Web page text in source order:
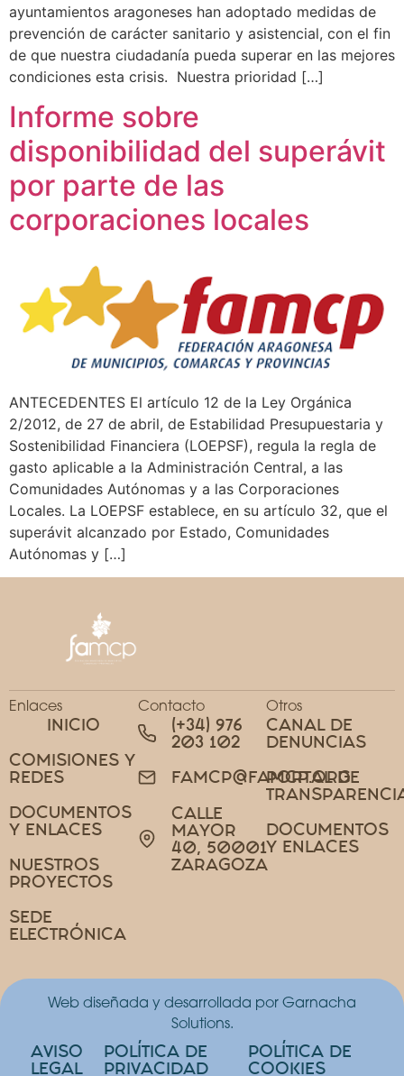
ayuntamientos aragoneses han adoptado medidas de
prevención de carácter sanitario y asistencial, con el fin
de que nuestra ciudadanía pueda superar en las mejores
condiciones esta crisis. Nuestra prioridad […]
Informe sobre
disponibilidad del superávit
por parte de las
corporaciones locales
ANTECEDENTES El artículo 12 de la Ley Orgánica
2/2012, de 27 de abril, de Estabilidad Presupuestaria y
Sostenibilidad Financiera (LOEPSF), regula la regla de
gasto aplicable a la Administración Central, a las
Comunidades Autónomas y a las Corporaciones
Locales. La LOEPSF establece, en su artículo 32, que el
superávit alcanzado por Estado, Comunidades
Autónomas y […]
Enlaces
INICIO
COMISIONES Y
REDES
DOCUMENTOS
Y ENLACES
NUESTROS
PROYECTOS
SEDE
ELECTRÓNICA
Contacto
(+34) 976
203 102
FAMCP@FAMCP.ORG
CALLE
MAYOR
40, 50001
ZARAGOZA
Otros
CANAL DE
DENUNCIAS
PORTAL DE
DOCUMENTOS
Y ENLACES
Web diseñada y desarrollada por Garnacha
Solutions.
AVISO
LEGAL
POLÍTICA DE
PRIVACIDAD
POLÍTICA DE
COOKIES